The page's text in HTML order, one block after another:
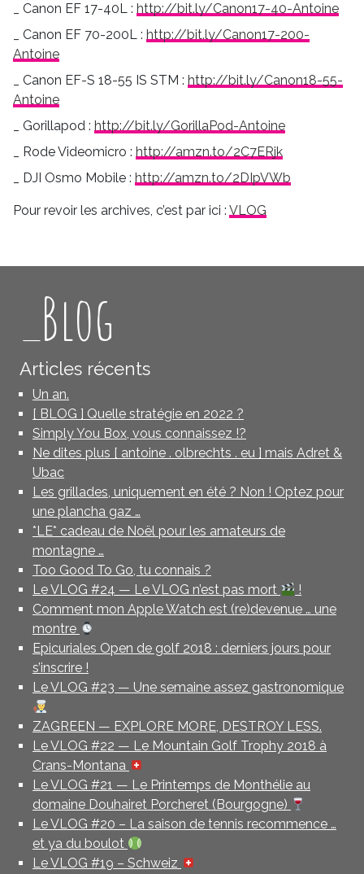
_Blog
Articles récents
Un an.
[ BLOG ] Quelle stratégie en 2022 ?
Simply You Box, vous connaissez !?
Ne dites plus [ antoine . olbrechts . eu ] mais Adret &
Ubac
Les grillades, uniquement en été ? Non ! Optez pour
une plancha gaz …
*LE* cadeau de Noël pour les amateurs de
montagne …
Too Good To Go, tu connais ?
Le VLOG #24 — Le VLOG n’est pas mort
!
Comment mon Apple Watch est (re)devenue … une
montre
Epicuriales Open de golf 2018 : derniers jours pour
s’inscrire !
Le VLOG #23 — Une semaine assez gastronomique
ZAGREEN — EXPLORE MORE, DESTROY LESS.
Le VLOG #22 — Le Mountain Golf Trophy 2018 à
Crans-Montana
Le VLOG #21 — Le Printemps de Monthélie au
domaine Douhairet Porcheret (Bourgogne)
Le VLOG #20 – La saison de tennis recommence …
et ya du boulot
Le VLOG #19 – Schweiz
Canon EF 17-40L : http://bit.ly/Canon17-40-Antoine
Canon EF 70-200L : http://bit.ly/Canon17-200-
Antoine
Canon EF-S 18-55 IS STM : http://bit.ly/Canon18-55-
Antoine
Gorillapod : http://bit.ly/GorillaPod-Antoine
Rode Videomicro : http://amzn.to/2C7ERjk
DJI Osmo Mobile : http://amzn.to/2DIpVWb
Pour revoir les archives, c’est par ici : VLOG